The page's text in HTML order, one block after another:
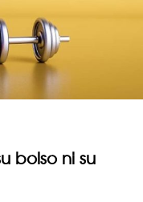
bolso ni su